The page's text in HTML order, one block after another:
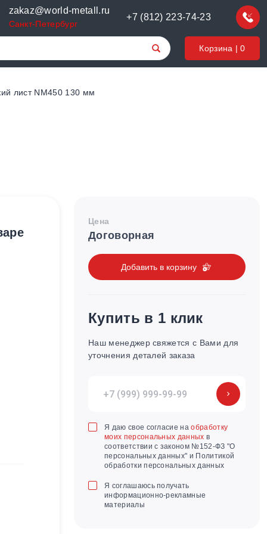
zakaz@world-metall.ru
Санкт-Петербург
+7 (812) 223-74-23
Корзина |0
лист NM450 130 мм
Цена
Договорная
Добавить в корзину
Купить в 1 клик
Наш менеджер свяжется с Вами для
уточнения деталей заказа
Я даю свое согласие наобработку
моих персональных данных в
соответствии с законом №152-ФЗ "О
персональных данных" и Политикой
обработки персональных данных
Я соглашаюсь получать
информационно-рекламные
материалы